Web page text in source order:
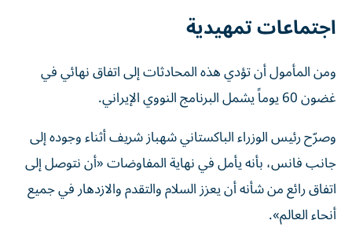
اجتماعات تمهيدية
ومن المأمول أن تؤدي هذه المحادثات إلى اتفاق نهائي في
غضون 60 يوماً يشمل البرنامج النووي الإيراني.
وصرّح رئيس الوزراء الباكستاني شهباز شريف أثناء وجوده إلى
جانب فانس، بأنه يأمل في نهاية المفاوضات «أن نتوصل إلى
اتفاق رائع من شأنه أن يعزز السلام والتقدم والازدهار في جميع
أنحاء العالم».